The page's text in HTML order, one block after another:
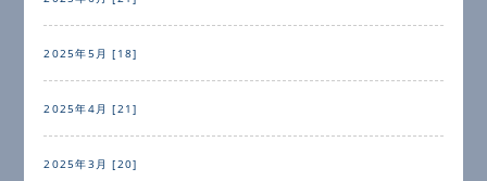
2025年5月 [18]
2025年4月 [21]
2025年3月 [20]